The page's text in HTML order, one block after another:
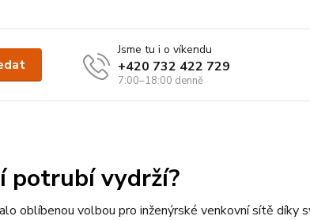
Jsme tu i o víkendu
+420 732 422 729
7:00–18:00 denně
potrubí vydrží?
oblíbenou volbou pro inženýrské venkovní sítě díky